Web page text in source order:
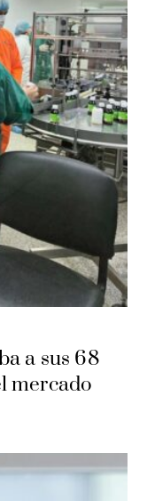
a sus 68
mercado